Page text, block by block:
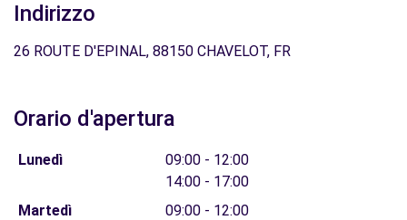
Indirizzo
26 ROUTE D'EPINAL, 88150 CHAVELOT, FR
Orario d'apertura
Lunedì
09:00 - 12:00
14:00 - 17:00
Martedì
09:00 - 12:00